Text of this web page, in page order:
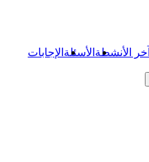
آخر الأنشطة الأسئلة الإجابات